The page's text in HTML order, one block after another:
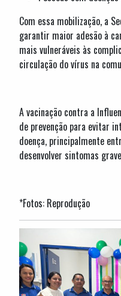
Com essa mobilização, a
garantir maior adesão à
mais vulneráveis às
circulação do vírus na
A vacinação contra a
de prevenção para evitar
doença, principalmente
desenvolver sintomas
*Fotos: Reprodução